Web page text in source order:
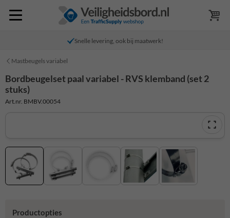
Snelle levering, ook bij maatwerk!
Mastbeugels variabel
Bordbeugelset paal variabel - RVS klemband (set 2
stuks)
Art.nr. BMBV.00054
Productopties